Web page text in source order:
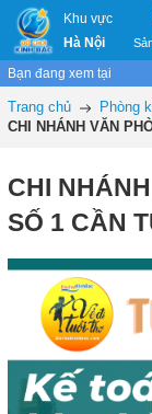
Khu vực
Hà Nội
Bạn đang xem tại
Trang chủ
Phòng
CHI NHÁNH VĂN
CHI
SỐ 1 CẦN